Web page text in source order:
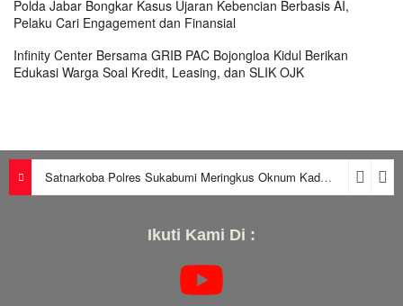
Polda Jabar Bongkar Kasus Ujaran Kebencian Berbasis AI,
Pelaku Cari Engagement dan Finansial
Infinity Center Bersama GRIB PAC Bojongloa Kidul Berikan
Edukasi Warga Soal Kredit, Leasing, dan SLIK OJK
Satnarkoba Polres Sukabumi Meringkus Oknum Kades dan Seorang Pria, Satu Kupu-Kupu diduga Pengendar Narkoba
Ikuti Kami Di :